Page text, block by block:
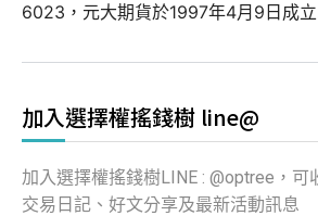
6023，元大期貨於1997年4月9日成立
加入選擇權搖錢樹 line@
加入選擇權搖錢樹LINE : @optree，
交易日記、好文分享及最新活動訊息